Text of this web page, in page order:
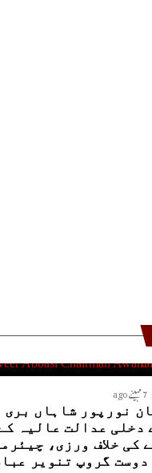
7 مہینے ago
نورپور شاہاں بری
دخلی عدالت عالیہ
کی خلاف ورزی،
دوست گروپ تنویر